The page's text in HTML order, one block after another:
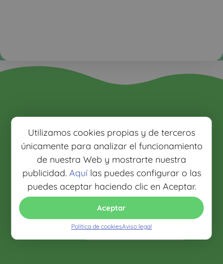
Utilizamos cookies propias y de terceros
únicamente para analizar el funcionamiento
de nuestra Web y mostrarte nuestra
publicidad. Aquílas puedes configurar o las
puedes aceptar haciendo clic en Aceptar.
Aceptar
Política de cookiesAviso legal
Lo que
opinan de
nosotros
4.8 / 5
Servicio mejor valorado
Verificado por Google
Llámanos y
te ayudamos
91 218
21 86
93 299
04 16
09:00 a 15:00